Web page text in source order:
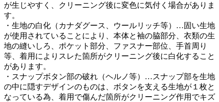
が生じやすく、クリーニング後に変色に気付く場合がありま
す。
・生地の白化（カナダグース、ウールリッチ等）…固い生地
が使用されていることにより、本体と袖の脇部分、衣類の生
地の縫いしろ、ポケット部分、ファスナー部位、手首周り
等、着用によりスレた箇所がクリーニング後に白化すること
があります。
・スナップボタン部の破れ（ヘルノ等）…スナップ部を生地
の中に隠すデザインのものは、ボタンを支える生地が１枚と
なっている為、着用で傷んだ箇所がクリーニング作用でキズ